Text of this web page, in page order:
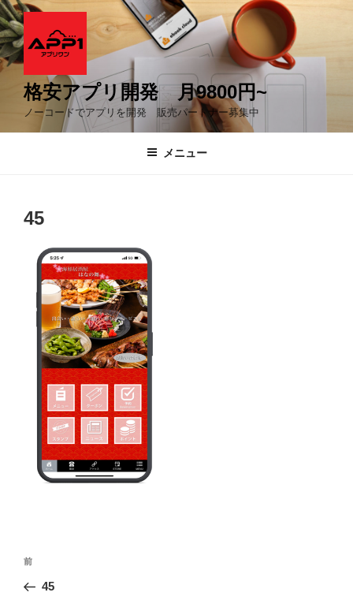
コ
ン
テ
ン
格安アプリ開発 月9800円~
ノーコードでアプリを開発 販売パートナー募集中
メニュー
45
投
ナ
前
の
前
45